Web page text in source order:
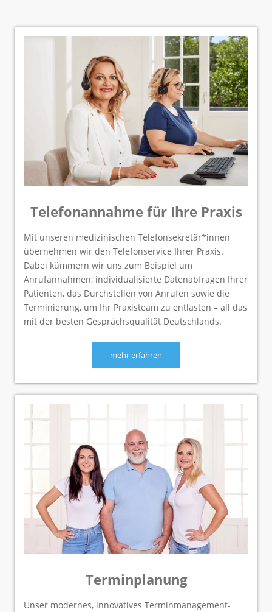
Telefonannahme für Ihre Praxis
Mit unseren medizinischen Telefonsekretär*innen
übernehmen wir den Telefonservice Ihrer Praxis.
Dabei kümmern wir uns zum Beispiel um
Anrufannahmen, individualisierte Datenabfragen Ihrer
Patienten, das Durchstellen von Anrufen sowie die
Terminierung, um Ihr Praxisteam zu entlasten – all das
mit der besten Gesprächsqualität Deutschlands.
mehr erfahren
Terminplanung
Unser modernes, innovatives Terminmanagement-